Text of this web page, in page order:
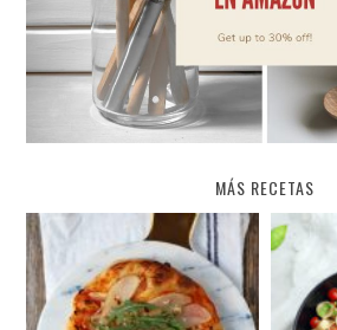
MÁS RECETAS